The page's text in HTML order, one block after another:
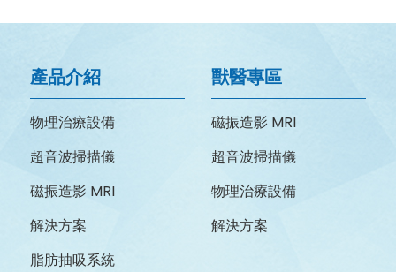
產品介紹
物理治療設備
超音波掃描儀
磁振造影 MRI
解決方案
脂肪抽吸系統
獸醫專區
磁振造影 MRI
超音波掃描儀
物理治療設備
解決方案